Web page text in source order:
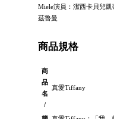
Miele演員：潔西卡貝兒
茲魯曼
商品規格
商
品
名
/
真愛Tiffany